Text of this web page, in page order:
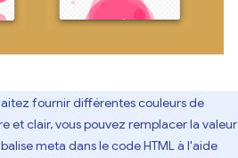
fournir différentes couleurs de
et clair, vous pouvez remplacer la valeur
meta dans le code HTML à l'aide